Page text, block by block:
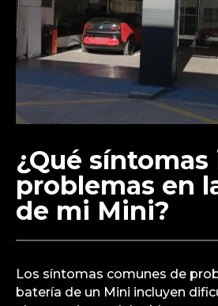
¿Qué
problemas en
de mi Mini?
Los síntomas comunes de
batería de un Mini incluyen